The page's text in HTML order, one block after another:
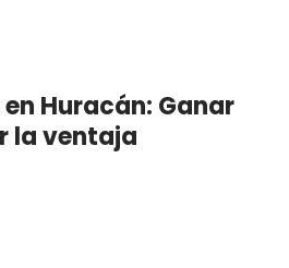
Huracán: Ganar
la ventaja